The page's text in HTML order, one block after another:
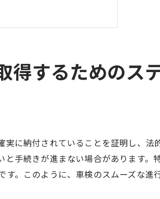
礎知識
得するためのス
に納付されていることを証明し、法
手続きが進まない場合があります。
。このように、車検のスムーズな進